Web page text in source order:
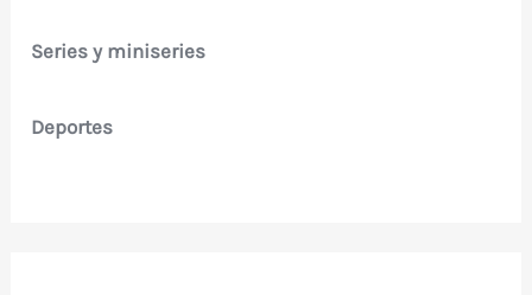
Series y miniseries
Deportes